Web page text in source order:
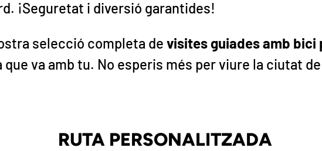
¡Seguretat i diversió garantides!
selecció completa de visites guiades amb bici
va amb tu. No esperis més per viure la ciutat
RUTA PERSONALITZADA